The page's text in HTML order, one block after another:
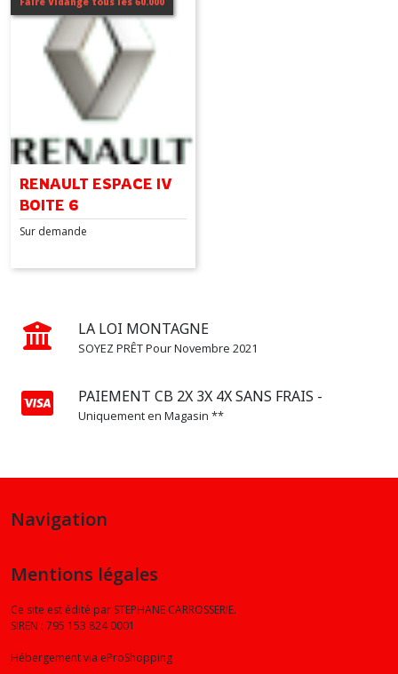
RENAULT ESPACE IV
BOITE 6
Sur demande
LA LOI MONTAGNE
SOYEZ PRÊT Pour Novembre 2021
PAIEMENT CB 2X 3X 4X SANS FRAIS -
Uniquement en Magasin **
TALISMAN
(1)
SCENIC
SCENIC
IV
SATIS
Afficher
résultats
Navigation
Mentions légales
Ce site est édité par STEPHANE CARROSSERIE.
SIREN : 795 153 824 0001
Hébergement via eProShopping